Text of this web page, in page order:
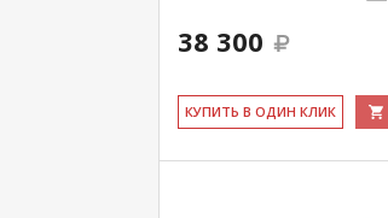
38 300
КУ­ПИТЬ В ОДИН КЛИК